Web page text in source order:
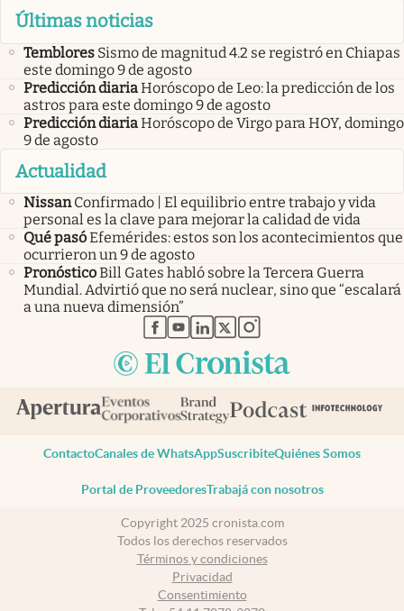
Últimas noticias
Temblores Sismo de magnitud 4.2 se registró en Chiapas
este domingo 9 de agosto
Predicción diariaHoróscopo de Leo: la predicción de los
astros para este domingo 9 de agosto
Predicción diariaHoróscopo de Virgo para HOY, domingo
9 de agosto
Actualidad
Nissan Confirmado | El equilibrio entre trabajo y vida
personal es la clave para mejorar la calidad de vida
Qué pasóEfemérides: estos son los acontecimientos que
ocurrieron un 9 de agosto
PronósticoBill Gates habló sobre la Tercera Guerra
Mundial. Advirtió que no será nuclear, sino que “escalará
a una nueva dimensión”
abre en nueva pestaña
abre en nueva pestaña
abre en nueva pestaña
abre en nueva pestaña
abre en nueva pestaña
ContactoCanales de WhatsAppSuscribiteQuiénes Somos
Portal de ProveedoresTrabajá con nosotros
Copyright 2025 cronista.com
Todos los derechos reservados
Términos y condiciones
Privacidad
Consentimiento